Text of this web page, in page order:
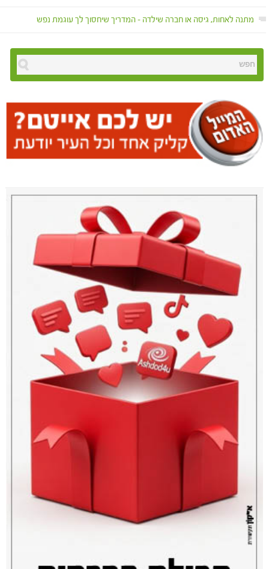
מתנה לאחות, גיסה או חברה שילדה – המדריך שיחסוך לך עוגמת נפש